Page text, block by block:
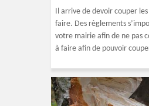
Il arrive de devoir couper
faire. Des règlements
votre mairie afin de ne pas
à faire afin de pouvoir